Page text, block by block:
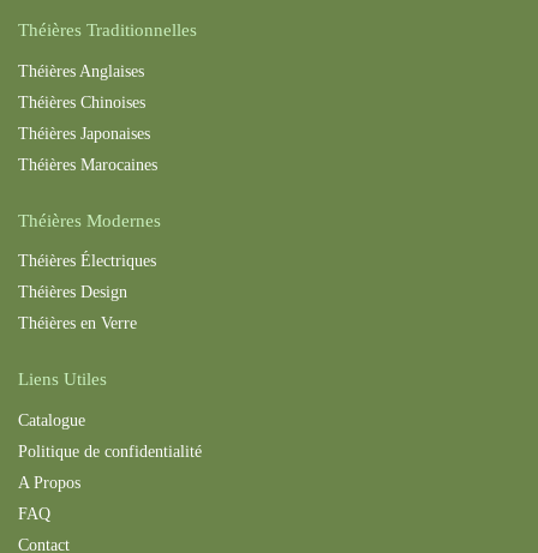
Théières Traditionnelles
Théières Anglaises
Théières Chinoises
Théières Japonaises
Théières Marocaines
Théières Modernes
Théières Électriques
Théières Design
Théières en Verre
Liens Utiles
Catalogue
Politique de confidentialité
A Propos
FAQ
Contact